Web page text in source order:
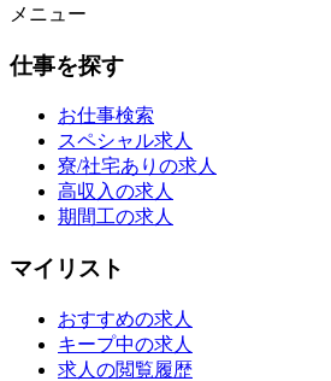
メニュー
仕事を探す
お仕事検索
スペシャル求人
寮/社宅ありの求人
高収入の求人
期間工の求人
マイリスト
おすすめの求人
キープ中の求人
求人の閲覧履歴